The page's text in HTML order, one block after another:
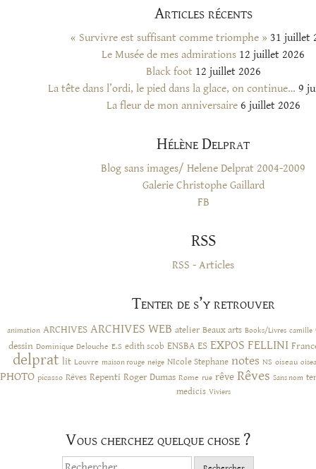
Articles récents
« Survivre est suffisant comme triomphe » 31 juillet
Le Musée de mes admirations 12 juillet 2026
Black foot 12 juillet 2026
La tête dans l’ordi, le pied dans la glace, on continue… 9
La fleur de mon anniversaire 6 juillet 2026
Hélène Delprat
Blog sans images/ Helene Delprat 2004-2009
Galerie Christophe Gaillard
FB
RSS
RSS - Articles
Tenter de s’y retrouver
animation ARCHIVES ARCHIVES WEB atelier Beaux arts Books/Livres camille
dessin Dominique Delouche E.S edith scob ENSBA ES EXPOS FELLINI
delprat lit Louvre maison rouge neige NIcole Stephane notes NS oiseau
PHOTO picasso Rêves Repenti Roger Dumas Rome rue rêve Rêves Sans nom
medicis Viviers
Vous cherchez quelque chose ?
Rechercher :